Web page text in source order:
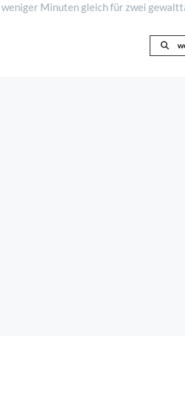
Minuten gleich für zwei